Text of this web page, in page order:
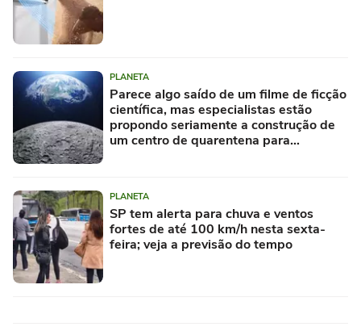
PLANETA
Parece algo saído de um filme de ficção
científica, mas especialistas estão
propondo seriamente a construção de
um centro de quarentena para
PLANETA
SP tem alerta para chuva e ventos
fortes de até 100 km/h nesta sexta-
feira; veja a previsão do tempo